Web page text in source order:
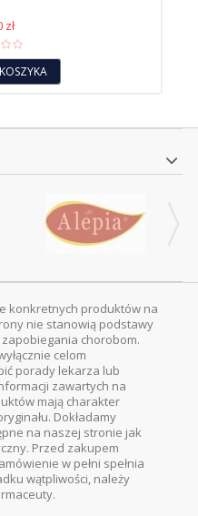
zł
konkretnych produktów na
nie stanowią podstawy
chorobom.
celom
porady lekarza lub
zawartych na
mają charakter
Dokładamy
na naszej stronie jak
Przed zakupem
w pełni spełnia
wątpliwości, należy